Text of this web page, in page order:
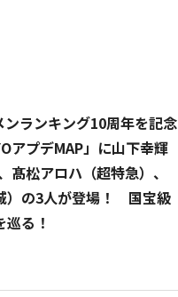
ランキング10周年を記念
アプデMAP」に山下幸輝
髙松アロハ（超特急）、
）の3人が登場！ 国宝級
る！